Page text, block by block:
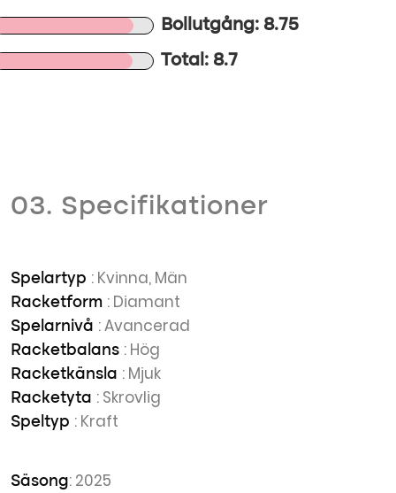
Bollutgång: 8.75
Total: 8.7
03. Specifikationer
Spelartyp : Kvinna, Män
Racketform : Diamant
Spelarnivå : Avancerad
Racketbalans : Hög
Racketkänsla : Mjuk
Racketyta : Skrovlig
Speltyp : Kraft
Säsong: 2025